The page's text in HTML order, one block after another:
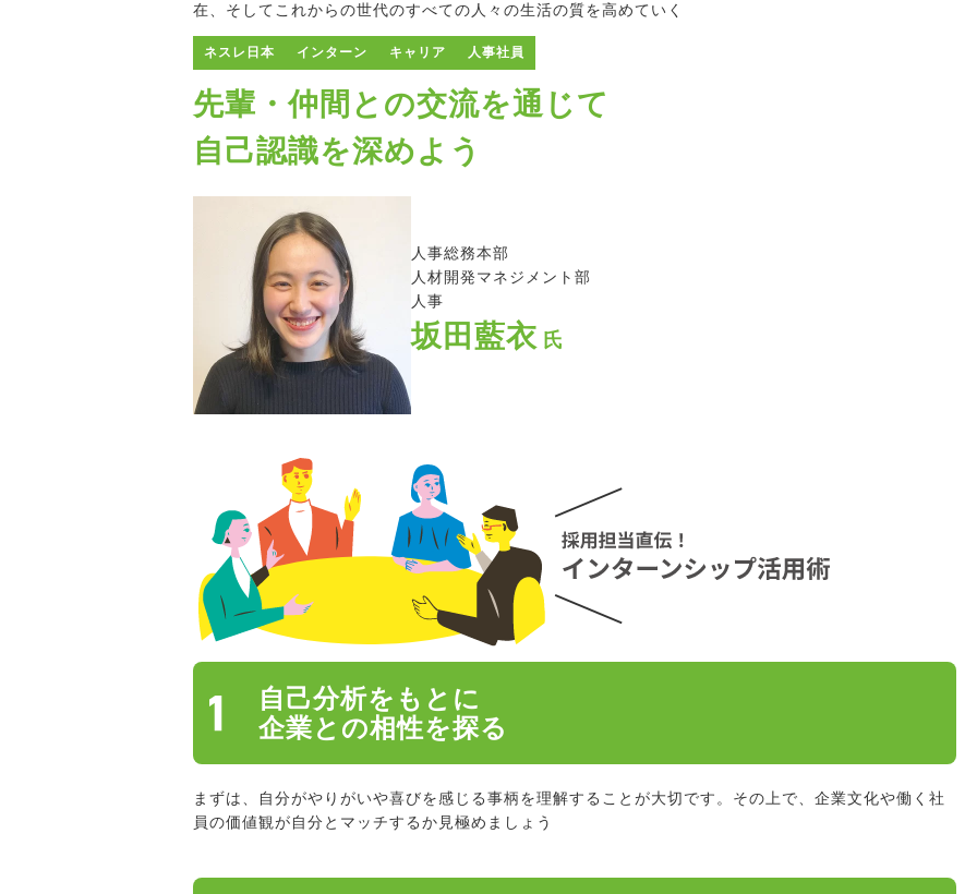
在、そしてこれからの世代のすべての人々の生活の質を高めていく
ネスレ日本 インターン キャリア 人事社員
先輩・仲間との交流を通じて
自己認識を深めよう
人事総務本部
人材開発マネジメント部
人事
坂田藍衣 氏
自己分析をもとに
企業との相性を探る
まずは、自分がやりがいや喜びを感じる事柄を理解することが大切です。その上で、企業文化や働く社
員の価値観が自分とマッチするか見極めましょう